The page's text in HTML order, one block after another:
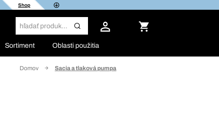
Shop
Sortiment Oblasti použitia
Domov Sacia a tlaková pumpa